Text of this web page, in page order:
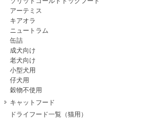
アーテミス
キアオラ
ニュートラム
缶詰
成犬向け
老犬向け
小型犬用
仔犬用
穀物不使用
キャットフード
ドライフード一覧（猫用）